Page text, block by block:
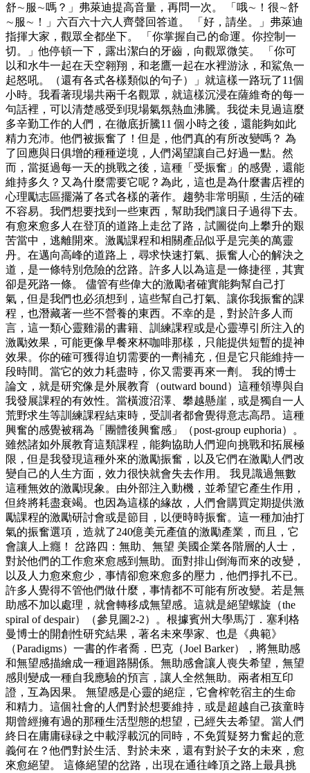
舒∼服∼嗎？」弗萊迪提高音量，再問一次。 「哦∼！很∼舒
∼服∼！」六百六十六人齊聲回答道。 「好，請坐。」弗萊迪
指揮大家，觀眾全都坐下。 「你掌握自己的命運。你控制一
切。」他停頓一下，露出潔白的牙齒，向觀眾微笑。 「你可
以和水牛一起在天空翱翔，和老鷹一起在水裡游泳，和鯊魚一
起怒吼。（還有各式各樣類似的句子）」就這樣一路玩了11個
小時。我看著現場共兩千名觀眾，就這樣沉浸在薩維奇的每一
句話裡，可以清楚感受到現場氣氛熱血沸騰。我從未見過這麼
多辛勤工作的人們，在徹底折騰11 個小時之後，還能夠如此
精力充沛。他們被振奮了！但是，他們真的有所改變嗎？ 為
了回應與日俱增的種種逆境，人們渴望讓自己好過一點。然
而，當挺過每一天的挑戰之後，這種「受振奮」的感覺，還能
維持多久？又為什麼需要它呢？為此，這也是為什麼書店裡的
心理勵志區擺滿了各式各樣的著作。趨勢非常明顯，生活的確
不容易。我們想要找到一些東西，幫助我們讓日子過得下去。
有愈來愈多人在登頂的道路上走岔了路，試圖從向上攀升的艱
苦當中，逃離開來。激勵課程和相關產品似乎是完美的萬靈
丹。在邁向高峰的道路上，尋求快速打氣、振奮人心的解決之
道，是一條特別危險的岔路。許多人以為這是一條捷徑，其實
卻是死路一條。 儘管有些偉大的激勵者確實能夠幫自己打
氣，但是我們也必須想到，這些幫自己打氣、讓你我振奮的課
程，也潛藏著一些不營養的東西。不幸的是，對於許多人而
言，這一類心靈雞湯的書籍、訓練課程或是心靈導引所注入的
激勵效果，可能更像早餐來杯咖啡那樣，只能提供短暫的提神
效果。你的確可獲得迫切需要的一劑補充，但是它只能維持一
段時間。當它的效力耗盡時，你又需要再來一劑。 我的博士
論文，就是研究像是外展教育（outward bound）這種領導與自
我發展課程的有效性。當橫渡沼澤、攀越懸崖，或是獨自一人
荒野求生等訓練課程結束時，受訓者都會覺得意志高昂。這種
興奮的感覺被稱為「團體後興奮感」（post-group euphoria）。
雖然諸如外展教育這類課程，能夠協助人們迎向挑戰和拓展極
限，但是我發現這種外來的激勵振奮，以及它們在激勵人們改
變自己的人生方面，效力很快就會失去作用。 我見識過無數
這種無效的激勵現象。由外部注入動機，並希望它產生作用，
但終將耗盡衰竭。也因為這樣的緣故，人們會購買定期提供激
勵課程的激勵研討會或是節目，以便時時振奮。這一種加油打
氣的振奮選項，造就了240億美元產值的激勵產業，而且，它
會讓人上癮！ 岔路四：無助、無望 美國企業各階層的人士，
對於他們的工作愈來愈感到無助。面對排山倒海而來的改變，
以及人力愈來愈少，事情卻愈來愈多的壓力，他們掙扎不已。
許多人覺得不管他們做什麼，事情都不可能有所改變。若是無
助感不加以處理，就會轉移成無望感。這就是絕望螺旋（the
spiral of despair）（參見圖2-2）。根據賓州大學馬汀．塞利格
曼博士的開創性研究結果，著名未來學家、也是《典範》
（Paradigms）一書的作者喬．巴克（Joel Barker），將無助感
和無望感描繪成一種迴路關係。無助感會讓人喪失希望，無望
感則變成一種自我應驗的預言，讓人全然無助。兩者相互印
證，互為因果。 無望感是心靈的絕症，它會榨乾宿主的生命
和精力。這個社會的人們對於想要維持，或是超越自己孩童時
期曾經擁有過的那種生活型態的想望，已經失去希望。當人們
終日在庸庸碌碌之中載浮載沉的同時，不免質疑努力奮起的意
義何在？他們對於生活、對於未來，還有對於子女的未來，愈
來愈絕望。 這條絕望的岔路，出現在通往峰頂之路上最具挑